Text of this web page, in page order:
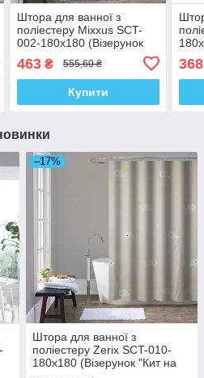
Штора для ванної з
поліестеру Mixxus SCT-
002-180x180 (Візерунок
463₴ 555,60 ₴
Купити
368
–17%
Штора для ванної з
поліестеру Zerix SCT-010-
180x180 (Візерунок "Кит на